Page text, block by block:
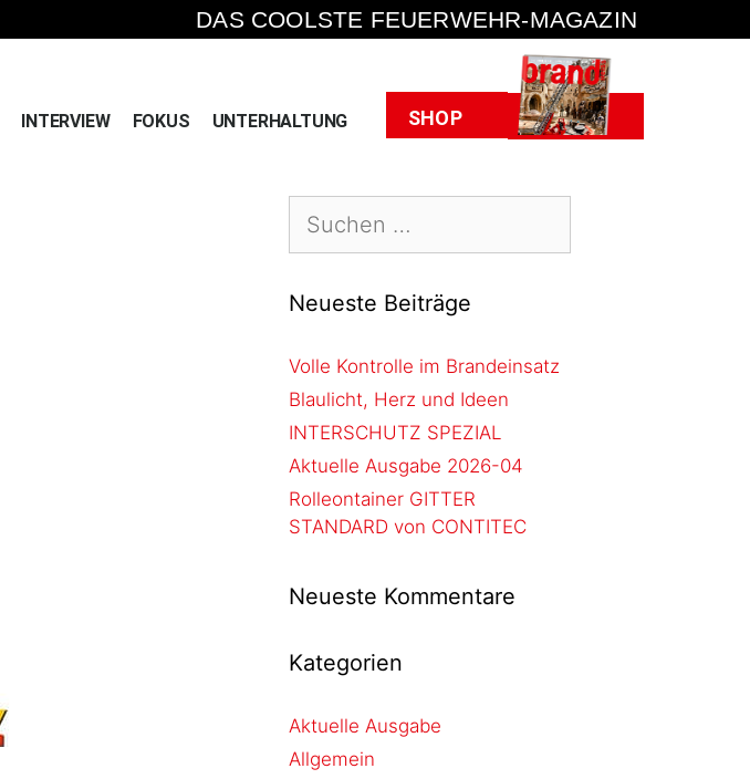
DAS COOLSTE FEUERWEHR-MAGAZIN
INTERVIEW FOKUS UNTERHALTUNG SHOP Heft
Neueste Beiträge
Volle Kontrolle im Brandeinsatz
Blaulicht, Herz und Ideen
INTERSCHUTZ SPEZIAL
Aktuelle Ausgabe 2026-04
Rolleontainer GITTER
STANDARD von CONTITEC
Neueste Kommentare
Kategorien
Aktuelle Ausgabe
Allgemein